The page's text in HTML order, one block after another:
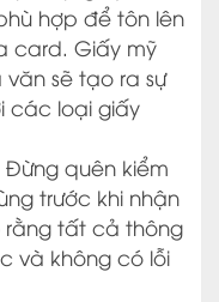
hợp để tôn lên
card. Giấy mỹ
sẽ tạo ra sự
các loại giấy
Đừng quên kiểm
trước khi nhận
tất cả thông
và không có lỗi